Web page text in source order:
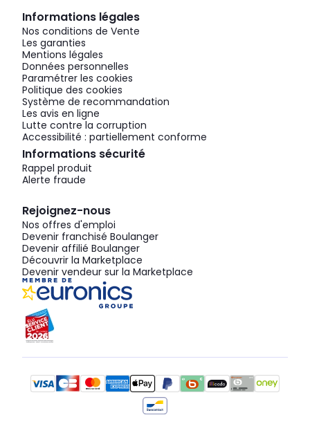
Informations légales
Nos conditions de Vente
Les garanties
Mentions légales
Données personnelles
Paramétrer les cookies
Politique des cookies
Système de recommandation
Les avis en ligne
Lutte contre la corruption
Accessibilité : partiellement conforme
Informations sécurité
Rappel produit
Alerte fraude
Rejoignez-nous
Nos offres d'emploi
Devenir franchisé Boulanger
Devenir affilié Boulanger
Découvrir la Marketplace
Devenir vendeur sur la Marketplace